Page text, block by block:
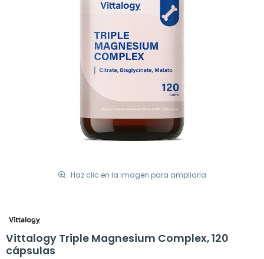
Haz clic en la imagen para ampliarla
Vittalogy Triple Magnesium Complex, 120
cápsulas